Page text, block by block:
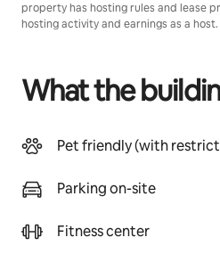
property has hosting rules and lease
hosting activity and earnings as a
What the
Pet friendly (with
Parking on-site
Fitness center